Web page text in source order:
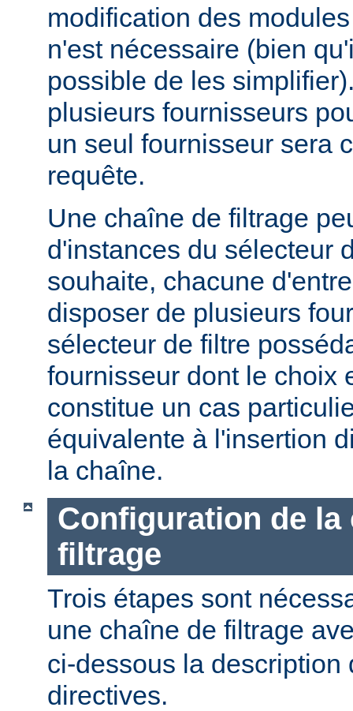
modification des
n'est nécessaire (bien
possible de les
plusieurs fournisseurs
un seul fournisseur sera
requête.
Une chaîne de filtrage
d'instances du sélecteur
souhaite, chacune
disposer de plusieurs
sélecteur de filtre
fournisseur dont le choix
constitue un cas
équivalente à l'insertion
la chaîne.
Configuration de la
filtrage
Trois étapes sont
une chaîne de filtrage
ci-dessous la description
directives.